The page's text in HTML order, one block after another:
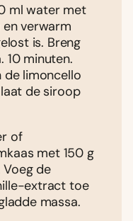
ml water met
verwarm
is. Breng
10 minuten.
de limoncello
de siroop
of
met 150 g
de
extract toe
massa.